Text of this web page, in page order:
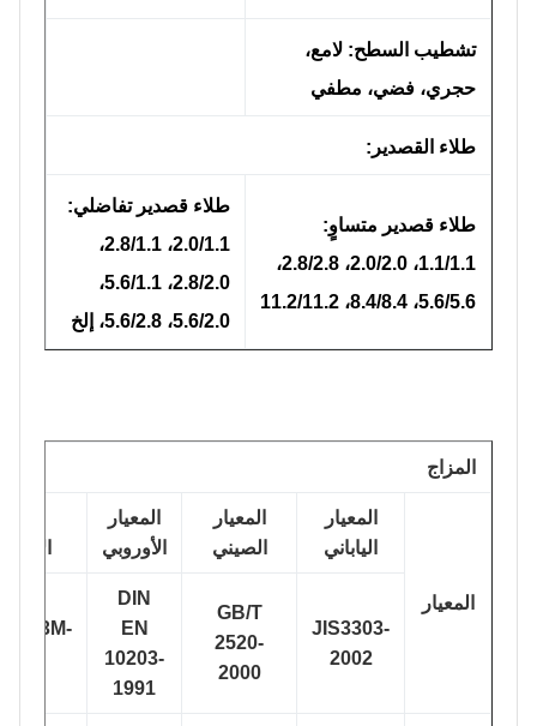
تشطيب السطح: لامع،
حجري، فضي، مطفي
طلاء القصدير:
طلاء قصدير متساوٍ:
1.1/1.1، 2.0/2.0، 2.8/2.8،
5.6/5.6، 8.4/8.4، 11.2/11.2
طلاء قصدير تفاضلي:
2.0/1.1، 2.8/1.1،
2.8/2.0، 5.6/1.1،
5.6/2.0، 5.6/2.8، إلخ
المزاج
المعيار
المعيار
الياباني
المعيار
الصيني
المعيار
الأوروبي
الأمريكي
JIS3303-
2002
GB/T
2520-
2000
10203-
1991
ASTM623M-